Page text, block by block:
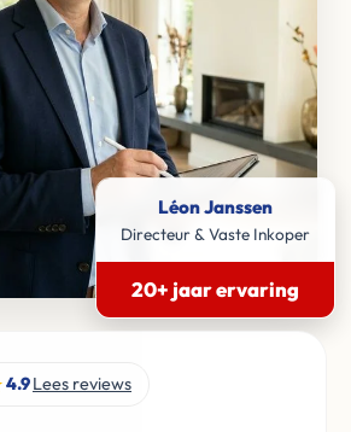
Léon Janssen
Directeur & Vaste Inkoper
20+ jaar ervaring
4.9Lees reviews